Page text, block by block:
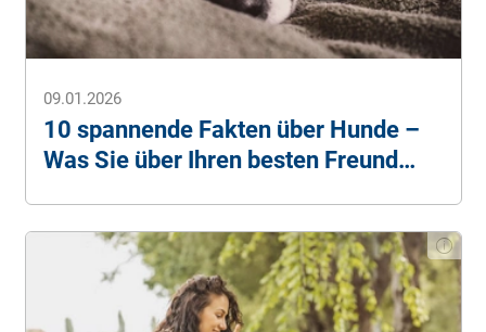
09.01.2026
10 spannende Fakten über Hunde –
Was Sie über Ihren besten Freund